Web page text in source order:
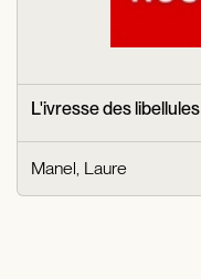
L'ivresse des libellules
Manel, Laure